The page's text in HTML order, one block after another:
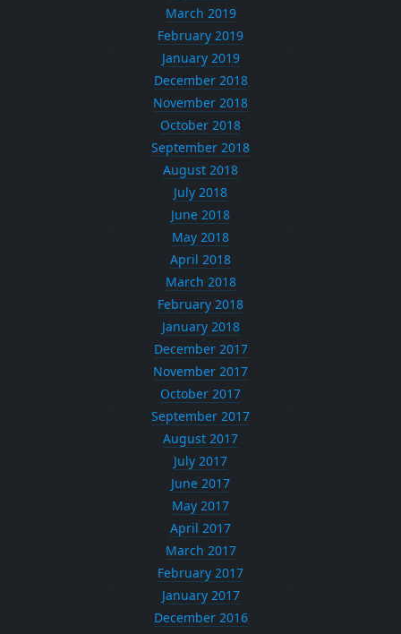
March 2019
February 2019
January 2019
December 2018
November 2018
October 2018
September 2018
August 2018
July 2018
June 2018
May 2018
April 2018
March 2018
February 2018
January 2018
December 2017
November 2017
October 2017
September 2017
August 2017
July 2017
June 2017
May 2017
April 2017
March 2017
February 2017
January 2017
December 2016